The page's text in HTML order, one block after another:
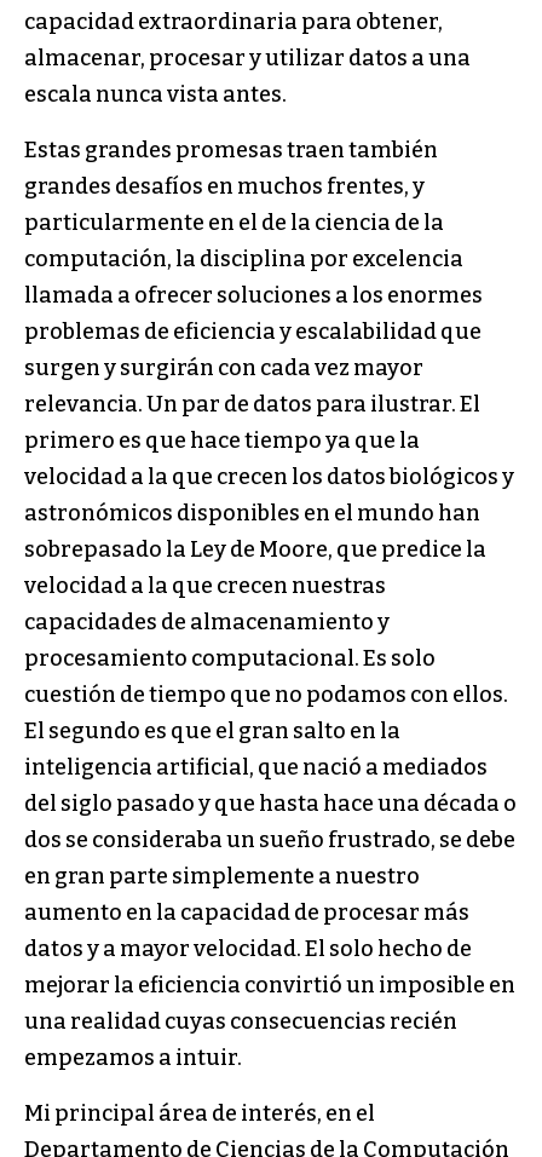
capacidad extraordinaria para obtener,
almacenar, procesar y utilizar datos a una
escala nunca vista antes.
Estas grandes promesas traen también
grandes desafíos en muchos frentes, y
particularmente en el de la ciencia de la
computación, la disciplina por excelencia
llamada a ofrecer soluciones a los enormes
problemas de eficiencia y escalabilidad que
surgen y surgirán con cada vez mayor
relevancia. Un par de datos para ilustrar. El
primero es que hace tiempo ya que la
velocidad a la que crecen los datos biológicos y
astronómicos disponibles en el mundo han
sobrepasado la Ley de Moore, que predice la
velocidad a la que crecen nuestras
capacidades de almacenamiento y
procesamiento computacional. Es solo
cuestión de tiempo que no podamos con ellos.
El segundo es que el gran salto en la
inteligencia artificial, que nació a mediados
del siglo pasado y que hasta hace una década o
dos se consideraba un sueño frustrado, se debe
en gran parte simplemente a nuestro
aumento en la capacidad de procesar más
datos y a mayor velocidad. El solo hecho de
mejorar la eficiencia convirtió un imposible en
una realidad cuyas consecuencias recién
empezamos a intuir.
Mi principal área de interés, en el
Departamento de Ciencias de la Computación